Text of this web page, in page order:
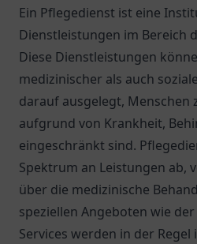
Ein Pflegedienst ist eine
Dienstleistungen im Bereich
Diese Dienstleistungen
medizinischer als auch
darauf ausgelegt, Menschen
aufgrund von Krankheit,
eingeschränkt sind.
Spektrum an Leistungen ab,
über die medizinische
speziellen Angeboten wie
Services werden in der